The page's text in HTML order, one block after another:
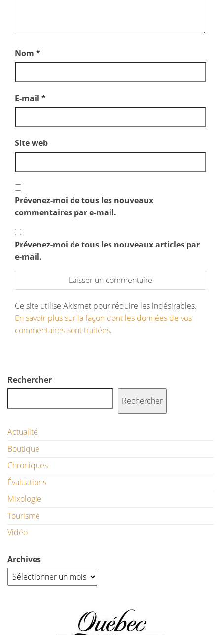
Nom *
E-mail *
Site web
Prévenez-moi de tous les nouveaux
commentaires par e-mail.
Prévenez-moi de tous les nouveaux articles par
e-mail.
Ce site utilise Akismet pour réduire les indésirables.
En savoir plus sur la façon dont les données de vos
commentaires sont traitées.
Rechercher
Rechercher
Actualité
Boutique
Chroniques
Évaluations
Mixologie
Tourisme
Vidéo
Archives